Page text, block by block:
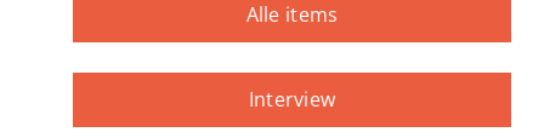
Alle items
Interview